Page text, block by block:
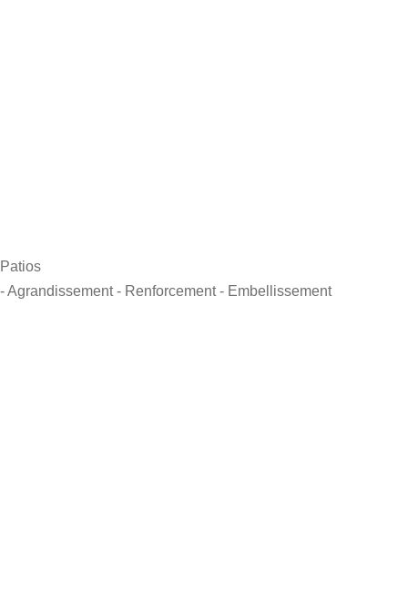
Patios
- Agrandissement- Renforcement- Embellissement